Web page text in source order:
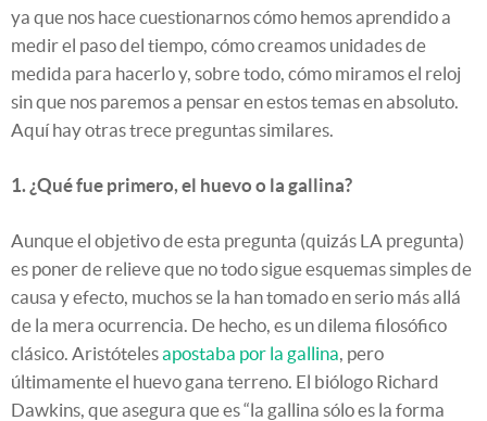
ya que nos hace cuestionarnos cómo hemos aprendido a
medir el paso del tiempo, cómo creamos unidades de
medida para hacerlo y, sobre todo, cómo miramos el reloj
sin que nos paremos a pensar en estos temas en absoluto.
Aquí hay otras trece preguntas similares.
1. ¿Qué fue primero, el huevo o la gallina?
Aunque el objetivo de esta pregunta (quizás LA pregunta)
es poner de relieve que no todo sigue esquemas simples de
causa y efecto, muchos se la han tomado en serio más allá
de la mera ocurrencia. De hecho, es un dilema filosófico
clásico. Aristótelesapostaba por la gallina, pero
últimamente el huevo gana terreno. El biólogo Richard
Dawkins, que asegura que es “la gallina sólo es la forma